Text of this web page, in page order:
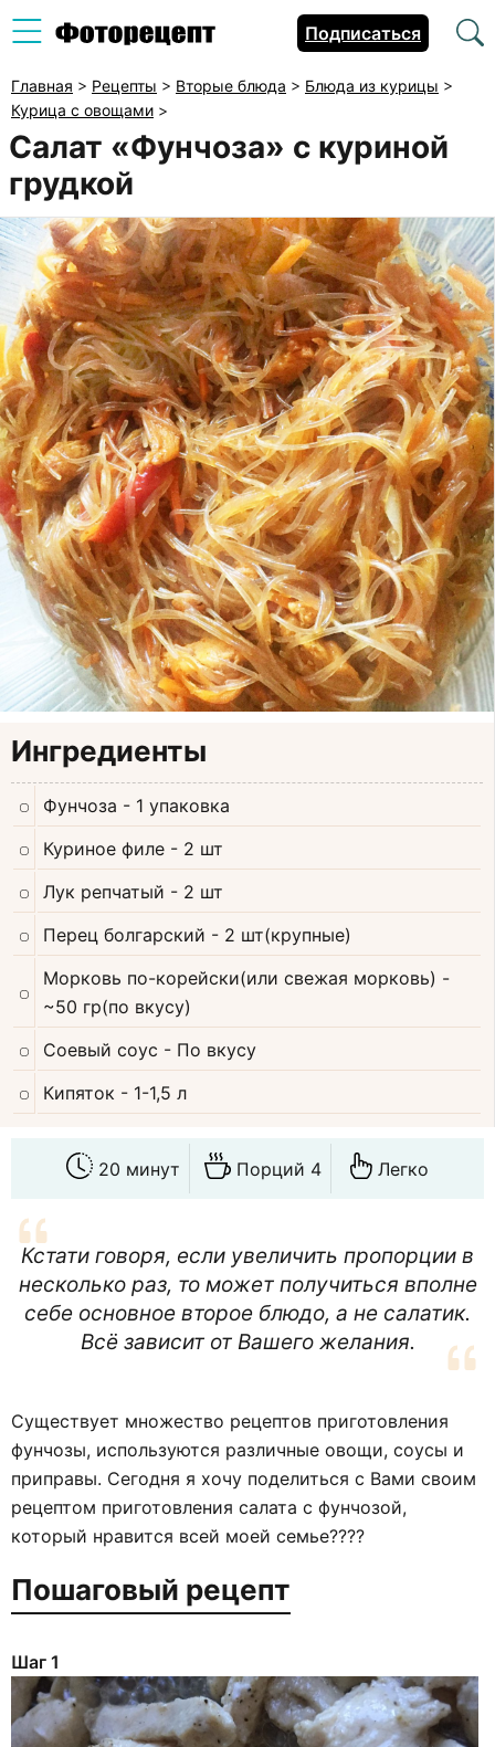
Подписаться
Главная > Рецепты > Вторые блюда > Блюда из курицы >
Курица с овощами >
Салат «Фунчоза» с куриной
грудкой
Ингредиенты
Фунчоза - 1 упаковка
Куриное филе - 2 шт
Лук репчатый - 2 шт
Перец болгарский - 2 шт(крупные)
Морковь по-корейски(или свежая морковь) -
~50 гр(по вкусу)
Соевый соус - По вкусу
Кипяток - 1-1,5 л
20 минут Порций 4 Легко
Кстати говоря, если увеличить пропорции в
несколько раз, то может получиться вполне
себе основное второе блюдо, а не салатик.
Всё зависит от Вашего желания.
Существует множество рецептов приготовления
фунчозы, используются различные овощи, соусы и
приправы. Сегодня я хочу поделиться с Вами своим
рецептом приготовления салата с фунчозой,
который нравится всей моей семье????
Пошаговый рецепт
Шаг 1